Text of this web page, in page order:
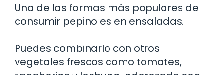
Una de las formas más populares de
consumir pepino es en ensaladas.
Puedes combinarlo con otros
vegetales frescos como tomates,